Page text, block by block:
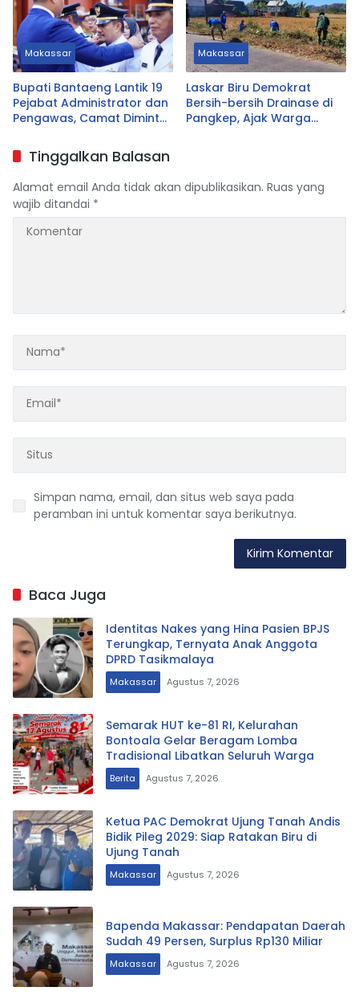
Makassar
Bupati Bantaeng Lantik 19
Pejabat Administrator dan
Pengawas, Camat Diminta
Makassar
Laskar Biru Demokrat
Bersih-bersih Drainase di
Pangkep, Ajak Warga
Tinggalkan Balasan
Alamat email Anda tidak akan dipublikasikan. Ruas yang
wajib ditandai *
Simpan nama, email, dan situs web saya pada
peramban ini untuk komentar saya berikutnya.
Baca Juga
Identitas Nakes yang Hina Pasien BPJS
Terungkap, Ternyata Anak Anggota
DPRD Tasikmalaya
Makassar Agustus 7, 2026
Semarak HUT ke-81 RI, Kelurahan
Bontoala Gelar Beragam Lomba
Tradisional Libatkan Seluruh Warga
Berita Agustus 7, 2026
Ketua PAC Demokrat Ujung Tanah Andis
Bidik Pileg 2029: Siap Ratakan Biru di
Ujung Tanah
Makassar Agustus 7, 2026
Bapenda Makassar: Pendapatan Daerah
Sudah 49 Persen, Surplus Rp130 Miliar
Makassar Agustus 7, 2026